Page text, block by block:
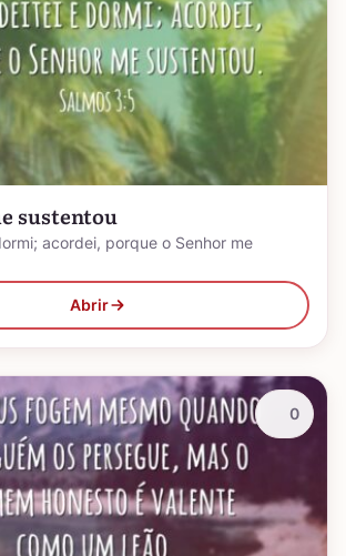
sustentou
acordei, porque o Senhor me
Abrir
0